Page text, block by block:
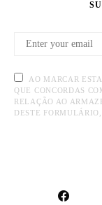
AO MARCAR
QUE CONCORDAS
RELAÇÃO AO
DESTE